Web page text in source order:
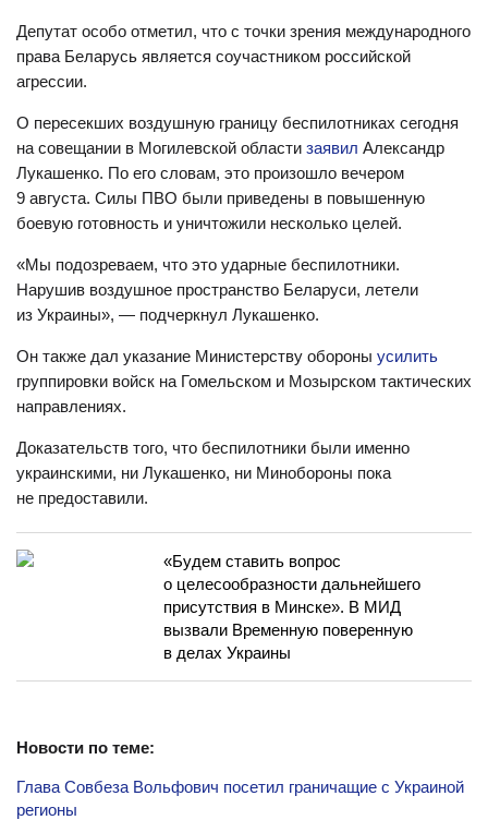
Депутат особо отметил, что с точки зрения международного
права Беларусь является соучастником российской
агрессии.
О пересекших воздушную границу беспилотниках сегодня
на совещании в Могилевской области заявил Александр
Лукашенко. По его словам, это произошло вечером
9 августа. Силы ПВО были приведены в повышенную
боевую готовность и уничтожили несколько целей.
«Мы подозреваем, что это ударные беспилотники.
Нарушив воздушное пространство Беларуси, летели
из Украины», — подчеркнул Лукашенко.
Он также дал указание Министерству обороны усилить
группировки войск на Гомельском и Мозырском тактических
направлениях.
Доказательств того, что беспилотники были именно
украинскими, ни Лукашенко, ни Минобороны пока
не предоставили.
«Будем ставить вопрос
о целесообразности дальнейшего
присутствия в Минске». В МИД
вызвали Временную поверенную
в делах Украины
Новости по теме:
Глава Совбеза Вольфович посетил граничащие с Украиной
регионы